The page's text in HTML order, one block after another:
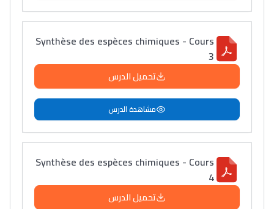
Synthèse des espèces chimiques - Cours
3
تحميل الدرس
مشاهدة الدرس
Synthèse des espèces chimiques - Cours
4
تحميل الدرس